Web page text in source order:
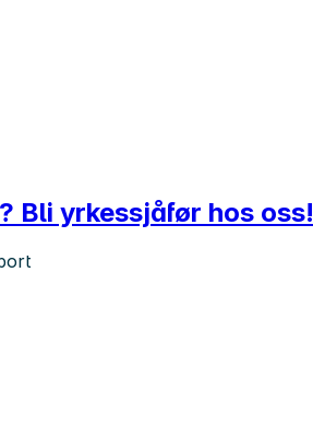
Bli yrkessjåfør hos oss!